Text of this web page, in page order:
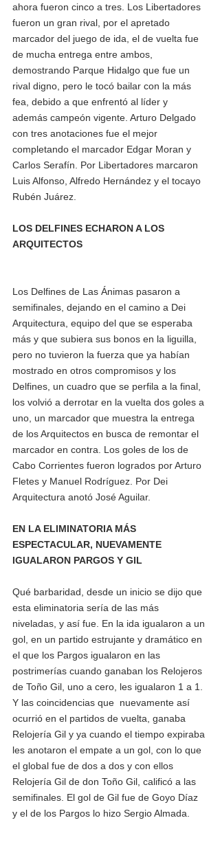
ahora fueron cinco a tres. Los Libertadores
fueron un gran rival, por el apretado
marcador del juego de ida, el de vuelta fue
de mucha entrega entre ambos,
demostrando Parque Hidalgo que fue un
rival digno, pero le tocó bailar con la más
fea, debido a que enfrentó al líder y
además campeón vigente. Arturo Delgado
con tres anotaciones fue el mejor
completando el marcador Edgar Moran y
Carlos Serafín. Por Libertadores marcaron
Luis Alfonso, Alfredo Hernández y el tocayo
Rubén Juárez.
LOS DELFINES ECHARON A LOS
ARQUITECTOS
Los Delfines de Las Ánimas pasaron a
semifinales, dejando en el camino a Dei
Arquitectura, equipo del que se esperaba
más y que subiera sus bonos en la liguilla,
pero no tuvieron la fuerza que ya habían
mostrado en otros compromisos y los
Delfines, un cuadro que se perfila a la final,
los volvió a derrotar en la vuelta dos goles a
uno, un marcador que muestra la entrega
de los Arquitectos en busca de remontar el
marcador en contra. Los goles de los de
Cabo Corrientes fueron logrados por Arturo
Fletes y Manuel Rodríguez. Por Dei
Arquitectura anotó José Aguilar.
EN LA ELIMINATORIA MÁS
ESPECTACULAR, NUEVAMENTE
IGUALARON PARGOS Y GIL
Qué barbaridad, desde un inicio se dijo que
esta eliminatoria sería de las más
niveladas, y así fue. En la ida igualaron a un
gol, en un partido estrujante y dramático en
el que los Pargos igualaron en las
postrimerías cuando ganaban los Relojeros
de Toño Gil, uno a cero, les igualaron 1 a 1.
Y las coincidencias que  nuevamente así
ocurrió en el partidos de vuelta, ganaba
Relojería Gil y ya cuando el tiempo expiraba
les anotaron el empate a un gol, con lo que
el global fue de dos a dos y con ellos
Relojería Gil de don Toño Gil, calificó a las
semifinales. El gol de Gil fue de Goyo Díaz
y el de los Pargos lo hizo Sergio Almada.